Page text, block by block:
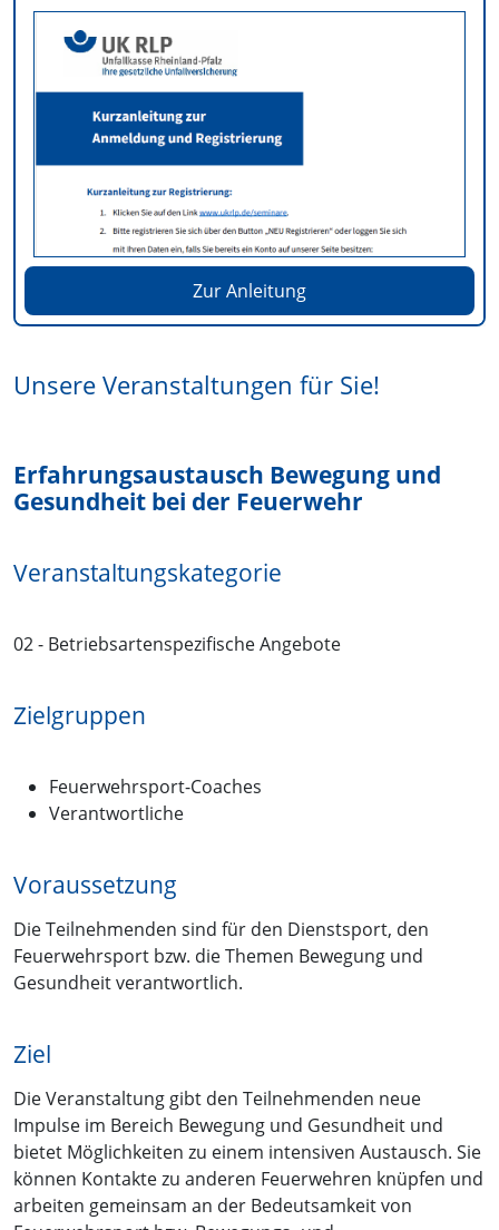
Zur Anleitung
Unsere Veranstaltungen für Sie!
Erfahrungsaustausch Bewegung und
Gesundheit bei der Feuerwehr
Veranstaltungskategorie
02 - Betriebsartenspezifische Angebote
Zielgruppen
Feuerwehrsport-Coaches
Verantwortliche
Voraussetzung
Die Teilnehmenden sind für den Dienstsport, den
Feuerwehrsport bzw. die Themen Bewegung und
Gesundheit verantwortlich.
Ziel
Die Veranstaltung gibt den Teilnehmenden neue
Impulse im Bereich Bewegung und Gesundheit und
bietet Möglichkeiten zu einem intensiven Austausch. Sie
können Kontakte zu anderen Feuerwehren knüpfen und
arbeiten gemeinsam an der Bedeutsamkeit von